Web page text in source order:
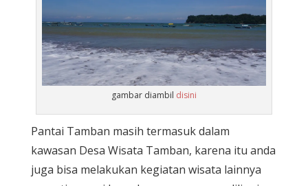
gambar diambil disini
Pantai Tamban masih termasuk dalam
kawasan Desa Wisata Tamban, karena itu anda
juga bisa melakukan kegiatan wisata lainnya